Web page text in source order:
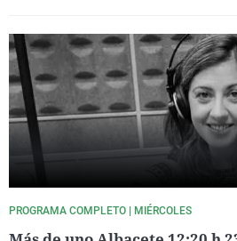
PROGRAMA COMPLETO | MIÉRCOLES